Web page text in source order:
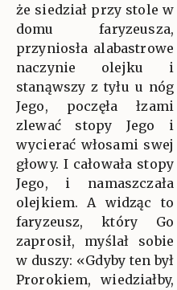
że siedział przy stole w
domu faryzeusza,
przyniosła alabastrowe
naczynie olejku i
stanąwszy z tyłu u nóg
Jego, poczęła łzami
zlewać stopy Jego i
wycierać włosami swej
głowy. I całowała stopy
Jego, i namaszczała
olejkiem. A widząc to
faryzeusz, który Go
zaprosił, myślał sobie
w duszy: «Gdyby ten był
Prorokiem, wiedziałby,